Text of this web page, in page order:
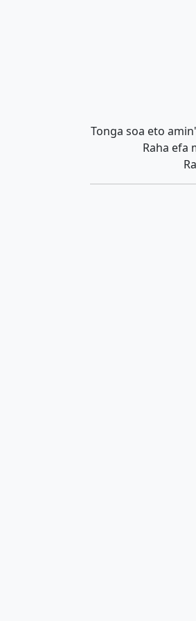
Tonga soa eto
Raha efa